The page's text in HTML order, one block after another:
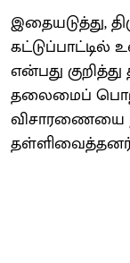
இதையடுத்து,
கட்டுப்பாட்டில்
என்பது
தலைமைப்
விசாரணையை